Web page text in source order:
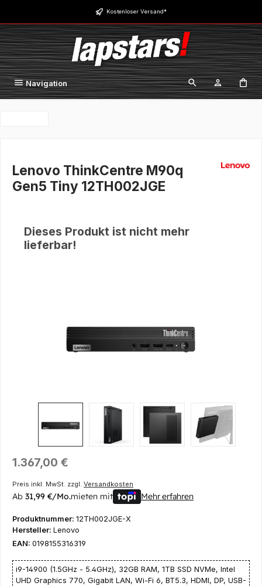
Zum Hauptinhalt springen Kostenloser Versand*
Navigation
Lenovo ThinkCentre M90q
Gen5 Tiny 12TH002JGE
Dieses Produkt ist nicht mehr
lieferbar!
Regulärer Preis:
1.367,00 €
Preis inkl. MwSt. zzgl. Versandkosten
Ab 31,99 €/Mo.mieten mit Mehr erfahren
Produktnummer: 12TH002JGE-X
Hersteller: Lenovo
EAN: 0198155316319
i9-14900 (1.5GHz - 5.4GHz), 32GB RAM, 1TB SSD NVMe, Intel
UHD Graphics 770, Gigabit LAN, Wi-Fi 6, BT5.3, HDMI, DP, USB-